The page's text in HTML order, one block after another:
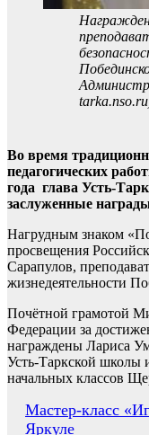
Во время
педагогических
года глава Усть-
заслуженные
Нагрудным знаком
просвещения
Сарапулов,
жизнедеятельности
Почётной грамотой
Федерации за
награждены Лариса
Усть-Таркской школы
начальных классов
Навигация
Мастер-класс
Яркуле